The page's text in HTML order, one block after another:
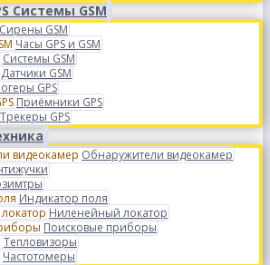
Системы GSM
Сирены GSM
Часы GPS и GSM
Системы GSM
Датчики GSM
GPS
Приёмники GPS
Трекеры GPS
Обнаружители видеокамер
Индикатор поля
Ниленейный локатор
Поисковые приборы
Тепловизоры
Частотомеры